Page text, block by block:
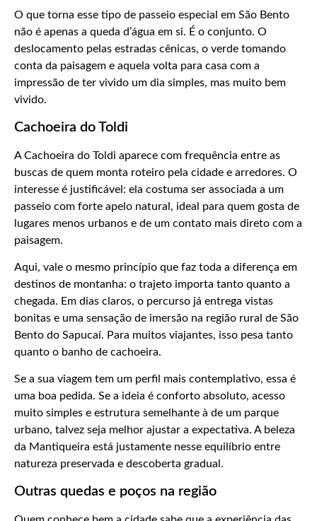
O que torna esse tipo de passeio especial em São Bento
não é apenas a queda d’água em si. É o conjunto. O
deslocamento pelas estradas cênicas, o verde tomando
conta da paisagem e aquela volta para casa com a
impressão de ter vivido um dia simples, mas muito bem
vivido.
Cachoeira do Toldi
A Cachoeira do Toldi aparece com frequência entre as
buscas de quem monta roteiro pela cidade e arredores. O
interesse é justificável: ela costuma ser associada a um
passeio com forte apelo natural, ideal para quem gosta de
lugares menos urbanos e de um contato mais direto com a
paisagem.
Aqui, vale o mesmo princípio que faz toda a diferença em
destinos de montanha: o trajeto importa tanto quanto a
chegada. Em dias claros, o percurso já entrega vistas
bonitas e uma sensação de imersão na região rural de São
Bento do Sapucaí. Para muitos viajantes, isso pesa tanto
quanto o banho de cachoeira.
Se a sua viagem tem um perfil mais contemplativo, essa é
uma boa pedida. Se a ideia é conforto absoluto, acesso
muito simples e estrutura semelhante à de um parque
urbano, talvez seja melhor ajustar a expectativa. A beleza
da Mantiqueira está justamente nesse equilíbrio entre
natureza preservada e descoberta gradual.
Outras quedas e poços na região